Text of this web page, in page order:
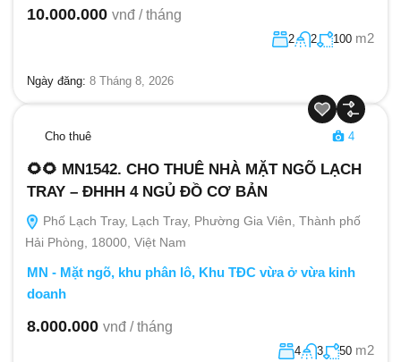
10.000.000 vnđ / tháng
2 2 100 m2
Ngày đăng: 8 Tháng 8, 2026
Cho thuê 4
🌻🌻 MN1542. CHO THUÊ NHÀ MẶT NGÕ LẠCH
TRAY – ĐHHH 4 NGỦ ĐỒ CƠ BẢN
Phố Lạch Tray, Lạch Tray, Phường Gia Viên, Thành phố
Hải Phòng, 18000, Việt Nam
MN - Mặt ngõ, khu phân lô, Khu TĐC vừa ở vừa kinh
doanh
8.000.000 vnđ / tháng
4 3 50 m2